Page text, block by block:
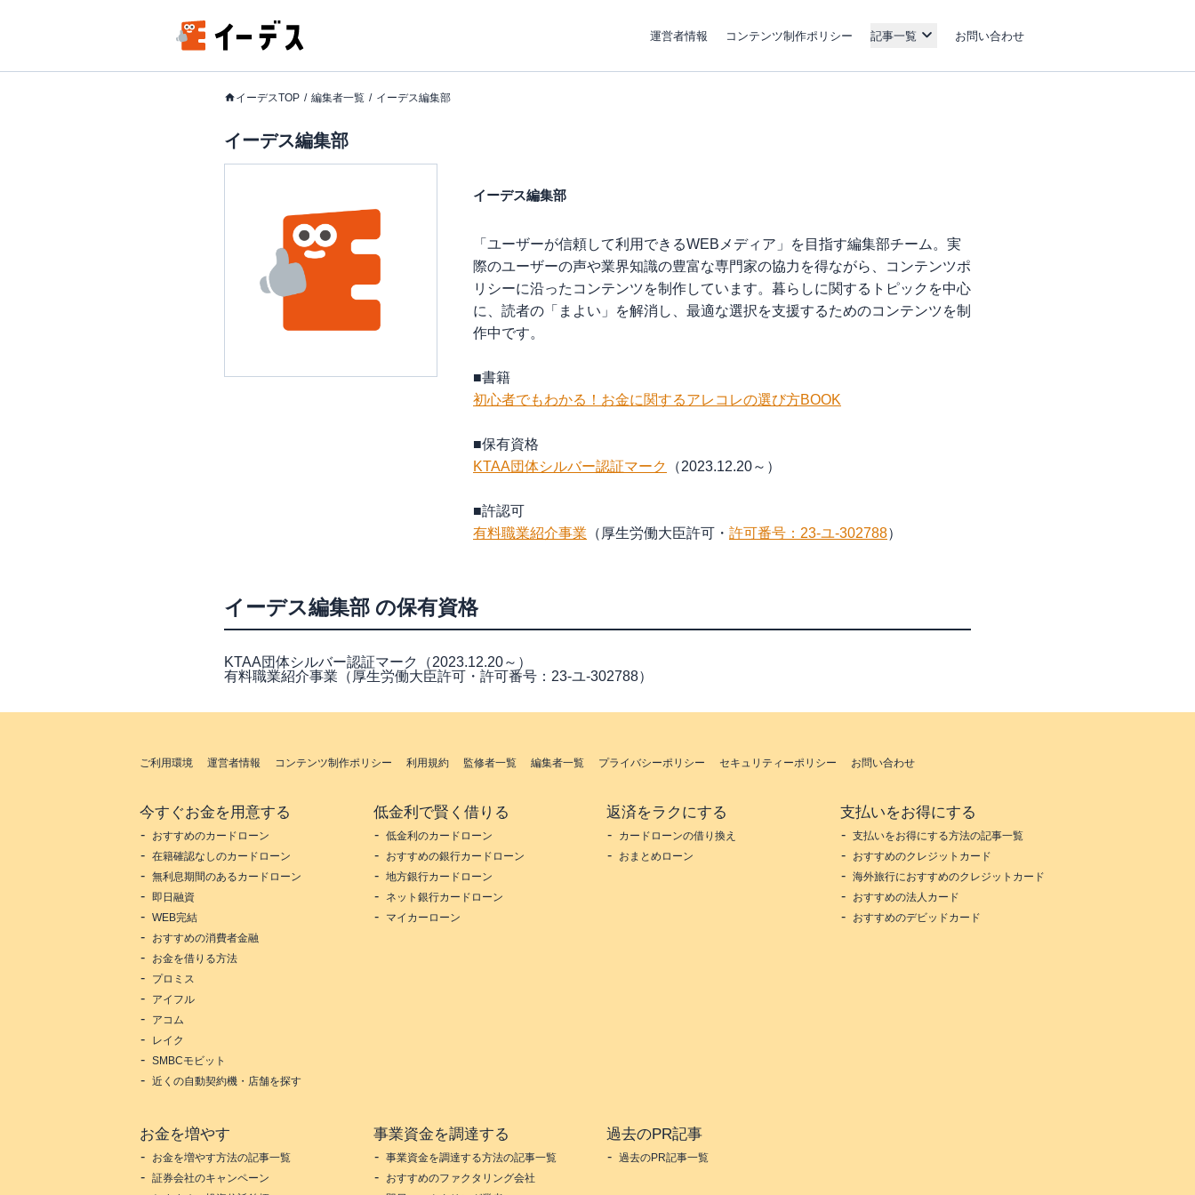
運営者情報 コンテンツ制作ポリシー 記事一覧 お問い合わせ
イーデスTOP 編集者一覧 イーデス編集部
イーデス編集部
イーデス編集部
「ユーザーが信頼して利用できるWEBメディア」を目指す編集部チーム。実
際のユーザーの声や業界知識の豊富な専門家の協力を得ながら、コンテンツポ
リシーに沿ったコンテンツを制作しています。暮らしに関するトピックを中心
に、読者の「まよい」を解消し、最適な選択を支援するためのコンテンツを制
作中です。
■書籍
初心者でもわかる！お金に関するアレコレの選び方BOOK
■保有資格
KTAA団体シルバー認証マーク
（2023.12.20～）
■許認可
有料職業紹介事業 （厚生労働大臣許可・ 許可番号：23-ユ-302788）
イーデス編集部 の保有資格
KTAA団体シルバー認証マーク（2023.12.20～）
有料職業紹介事業（厚生労働大臣許可・許可番号：23-ユ-302788）
ご利用環境 運営者情報 コンテンツ制作ポリシー 利用規約 監修者一覧 編集者一覧 プライバシーポリシー セキュリティーポリシー お問い合わせ
今すぐお金を用意する
おすすめのカードローン
在籍確認なしのカードローン
無利息期間のあるカードローン
即日融資
WEB完結
おすすめの消費者金融
お金を借りる方法
プロミス
アイフル
アコム
レイク
SMBCモビット
近くの自動契約機・店舗を探す
低金利で賢く借りる
低金利のカードローン
おすすめの銀行カードローン
地方銀行カードローン
ネット銀行カードローン
マイカーローン
返済をラクにする
カードローンの借り換え
おまとめローン
支払いをお得にする
支払いをお得にする方法の記事一覧
おすすめのクレジットカード
海外旅行におすすめのクレジットカード
おすすめの法人カード
おすすめのデビッドカード
お金を増やす
お金を増やす方法の記事一覧
証券会社のキャンペーン
事業資金を調達する
事業資金を調達する方法の記事一覧
おすすめのファクタリング会社
過去のPR記事
過去のPR記事一覧